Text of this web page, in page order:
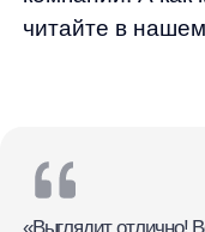
продолжает развивать
UX/UI улучшений»
UX-улучшения